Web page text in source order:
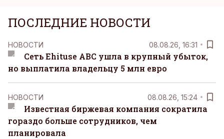
ПОСЛЕДНИЕ НОВОСТИ
НОВОСТИ 08.08.26, 16:31
Сеть Ehituse ABC ушла в крупный убыток,
но выплатила владельцу 5 млн евро
НОВОСТИ 08.08.26, 15:24
Известная биржевая компания сократила
гораздо больше сотрудников, чем
планировала